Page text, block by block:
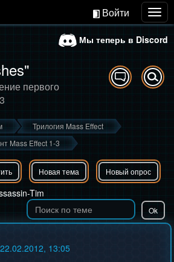
Войти
Мы теперь в Discord
первого
Трилогия Mass Effect
Mass Effect 1-3
Новая тема Новый опрос
Tim
13:05